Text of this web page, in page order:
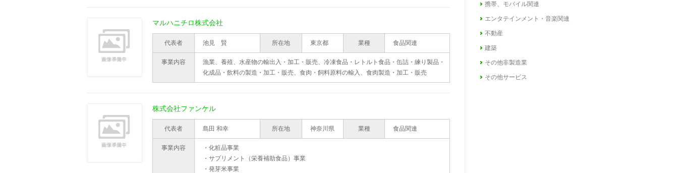
マルハニチロ株式会社
代表者 池見 賢 所在地 東京都 業種 食品関連
事業内容
漁業、養殖、水産物の輸出入・加工・販売、冷凍食品・レトルト食品・缶詰・練り製品・
化成品・飲料の製造・加工・販売、食肉・飼料原料の輸入、食肉製造・加工・販売
株式会社ファンケル
代表者 島田 和幸 所在地 神奈川県 業種 食品関連
事業内容
・化粧品事業
・サプリメント（栄養補助食品）事業
・発芽米事業
携帯、モバイル関連
エンタテインメント・音楽関連
不動産
建築
その他非製造業
その他サービス